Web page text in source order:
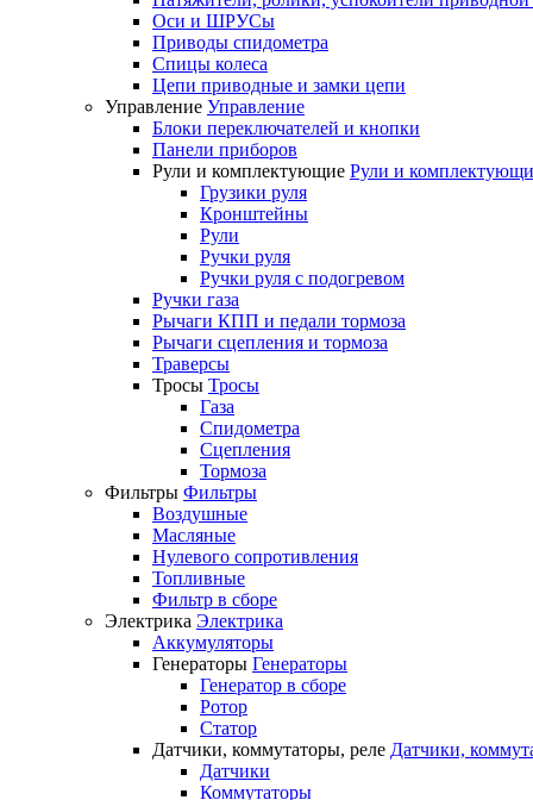
Оси и ШРУСы
Приводы спидометра
Спицы колеса
Цепи приводные и замки цепи
Управление Управление
Блоки переключателей и кнопки
Панели приборов
Рули и комплектующие Рули и
Грузики руля
Кронштейны
Рули
Ручки руля
Ручки руля с подогревом
Ручки газа
Рычаги КПП и педали тормоза
Рычаги сцепления и тормоза
Траверсы
Тросы Тросы
Газа
Спидометра
Сцепления
Тормоза
Фильтры Фильтры
Воздушные
Масляные
Нулевого сопротивления
Топливные
Фильтр в сборе
Электрика Электрика
Аккумуляторы
Генераторы Генераторы
Генератор в сборе
Ротор
Статор
Датчики, коммутаторы, реле Датчики,
Датчики
Коммутаторы